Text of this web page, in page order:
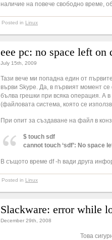
наличие на повече свободно време,
Posted in Linux
eee pc: no space left on
July 15th, 2009
Тази вече ми попадна един от първите
върви Skype. Да, в първият момент се
бълва грешки при всяка операция. А
(файловата система, която се
При опит за създаване на файл в
$ touch sdf
cannot touch ‘sdf’: No space
В същото време df -h вади друга
Posted in Linux
Slackware: error while
December 29th, 2008
Това